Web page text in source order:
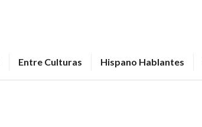
Entre Culturas Hispano Hablantes